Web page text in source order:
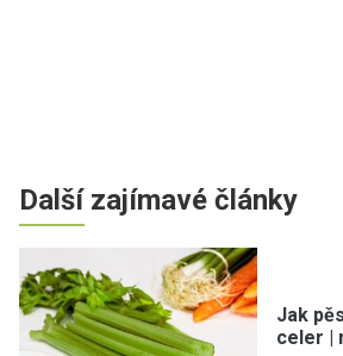
Další zajímavé články
Jak
celer |